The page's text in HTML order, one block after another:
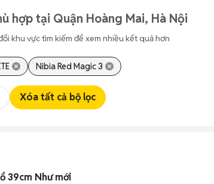
hợp tại Quận Hoàng Mai, Hà Nội
khu vực tìm kiếm để xem nhiều kết quả hơn
Nibia Red Magic 3
Xóa tất cả bộ lọc
39cm Như mới